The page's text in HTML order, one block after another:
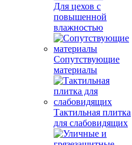
Для цехов с
повышенной
влажностью
Сопутствующие
материалы
Тактильная плитка
для слабовидящих